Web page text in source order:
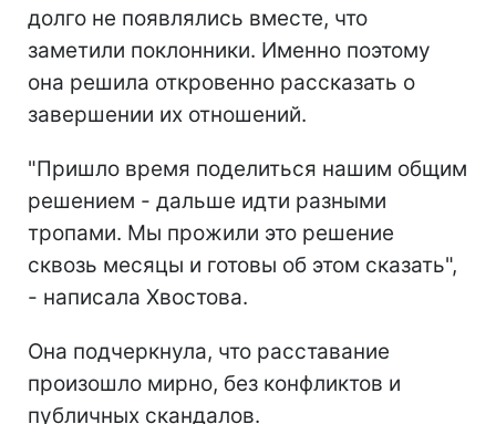
долго не появлялись вместе, что
заметили поклонники. Именно поэтому
она решила откровенно рассказать о
завершении их отношений.
"Пришло время поделиться нашим общим
решением - дальше идти разными
тропами. Мы прожили это решение
сквозь месяцы и готовы об этом сказать",
- написала Хвостова.
Она подчеркнула, что расставание
произошло мирно, без конфликтов и
публичных скандалов.